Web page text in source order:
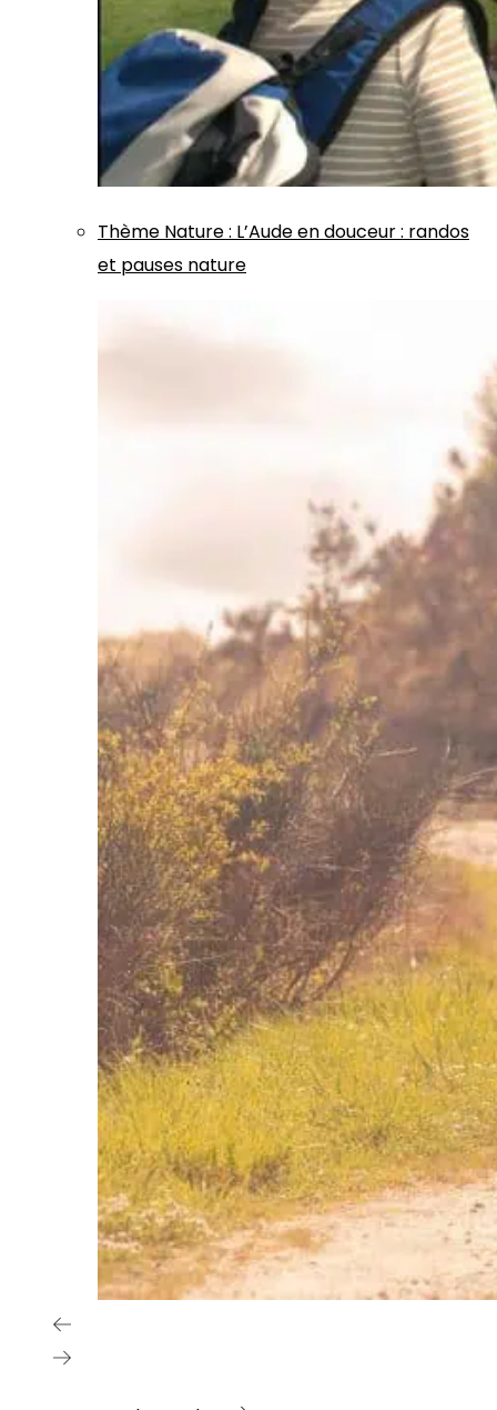
Thème Nature: L’Aude en douceur : randos
et pauses nature